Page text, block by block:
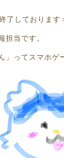
了しております
担当です。
」ってスマホゲ